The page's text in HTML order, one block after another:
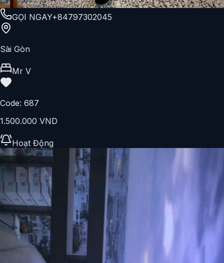
GỌI NGAY+84797302045
Sài Gòn
Mr V
Code: 687
1.500.000 VND
Hoạt Động